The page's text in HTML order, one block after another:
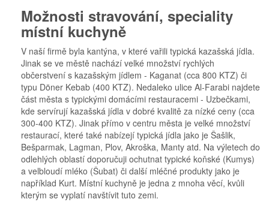
Možnosti stravování, speciality
místní kuchyně
V naší firmě byla kantýna, v které vařili typická kazašská jídla.
Jinak se ve městě nachází velké množství rychlých
občerstvení s kazašským jídlem - Kaganat (cca 800 KTZ) či
typu Döner Kebab (400 KTZ). Nedaleko ulice Al-Farabi najdete
část města s typickými domácími restauracemi - Uzbečkami,
kde servírují kazašská jídla v dobré kvalitě za nízké ceny (cca
300-400 KTZ). Jinak přímo v centru města je velké množství
restaurací, které také nabízejí typická jídla jako je Šašlik,
Bešparmak, Lagman, Plov, Akroška, Manty atd. Na výletech do
odlehlých oblastí doporučuji ochutnat typické koňské (Kumys)
a velbloudí mléko (Šubat) či další mléčné produkty jako je
například Kurt. Místní kuchyně je jedna z mnoha věcí, kvůli
kterým se vyplatí navštívit tuto zemi.